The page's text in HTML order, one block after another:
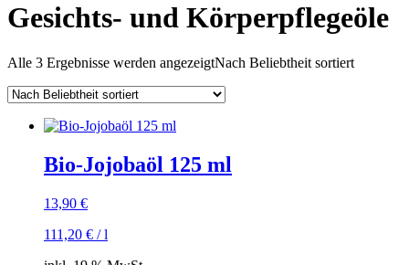
Gesichts- und Körperpflegeöle
Alle 3 Ergebnisse werden angezeigtNach Beliebtheit sortiert
Bio-Jojobaöl 125 ml
13,90 €
111,20 € /l